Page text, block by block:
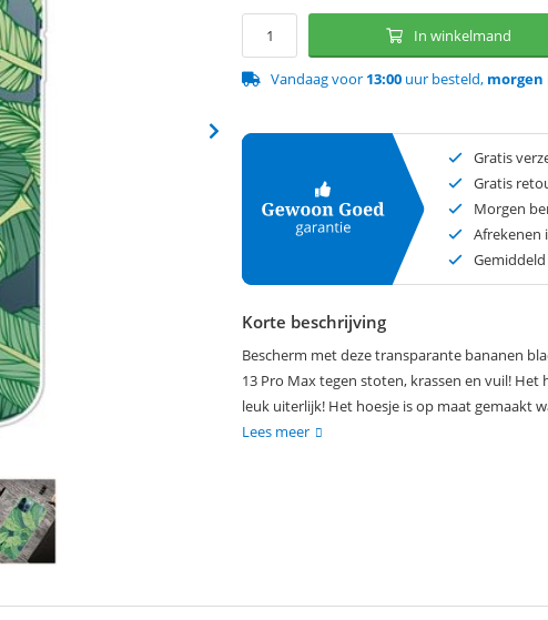
In winkelmand
Vandaag voor 13:00 uur besteld, morgen
Gratis
Gratis
Morgen
Afrekenen
Gemiddeld
Korte beschrijving
Bescherm met deze transparante bananen
13 Pro Max tegen stoten, krassen en vuil!
leuk uiterlijk! Het hoesje is op maat gemaakt
Lees meer